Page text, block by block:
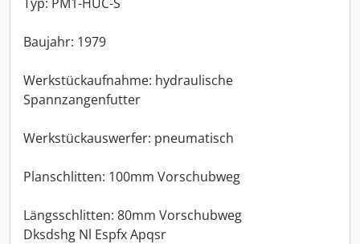
Baujahr: 1979
Werkstückaufnahme: hydraulische
Spannzangenfutter
Werkstückauswerfer: pneumatisch
Planschlitten: 100mm Vorschubweg
Längsschlitten: 80mm Vorschubweg
Dksdshg Nl Espfx Apqsr